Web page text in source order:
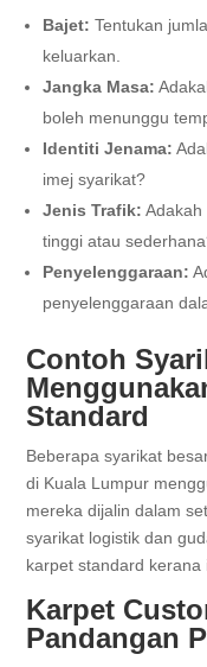
Bajet: Tentukan
keluarkan.
Jangka Masa:
boleh menunggu
Identiti Jenama:
imej syarikat?
Jenis Trafik: Adakah
tinggi atau
Penyelenggaraan:
penyelenggaraan
Contoh
Standard
Beberapa syarikat
di Kuala Lumpur
mereka dijalin dalam
syarikat logistik dan
karpet standard kerana
Karpet
Pandangan